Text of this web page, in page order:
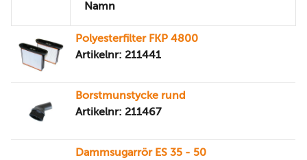
Namn
Polyesterfilter FKP 4800
Artikelnr: 211441
Borstmunstycke rund
Artikelnr: 211467
Dammsugarrör ES 35 - 50